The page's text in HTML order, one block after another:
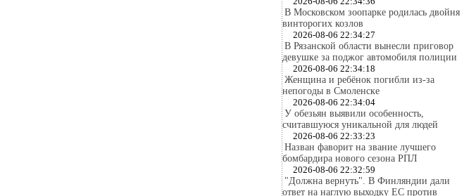
В Московском зоопарке родилась двойня
винторогих козлов
2026-08-06 22:34:27
В Рязанской области вынесли приговор
девушке за поджог автомобиля полиции
2026-08-06 22:34:18
Женщина и ребёнок погибли из-за
непогоды в Смоленске
2026-08-06 22:34:04
У обезьян выявили особенность,
считавшуюся уникальной для людей
2026-08-06 22:33:23
Назван фаворит на звание лучшего
бомбардира нового сезона РПЛ
2026-08-06 22:32:59
"Должна вернуть". В Финляндии дали
ответ на наглую выходку ЕС против